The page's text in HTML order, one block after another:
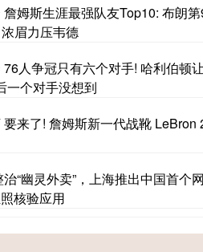
姆斯生涯最强队友Top10: 布朗
眉力压韦德
76人争冠只有六个对手! 哈利伯顿
一个对手没想到
要来了! 詹姆斯新一代战靴 LeBron
治“幽灵外卖”，上海推出中国首个
核验应用